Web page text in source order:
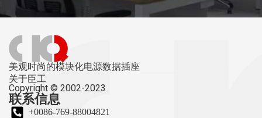
美观时尚的模块化电源数据插座
关于臣工
Copyright © 2002-2023
联系信息
+0086-769-88004821